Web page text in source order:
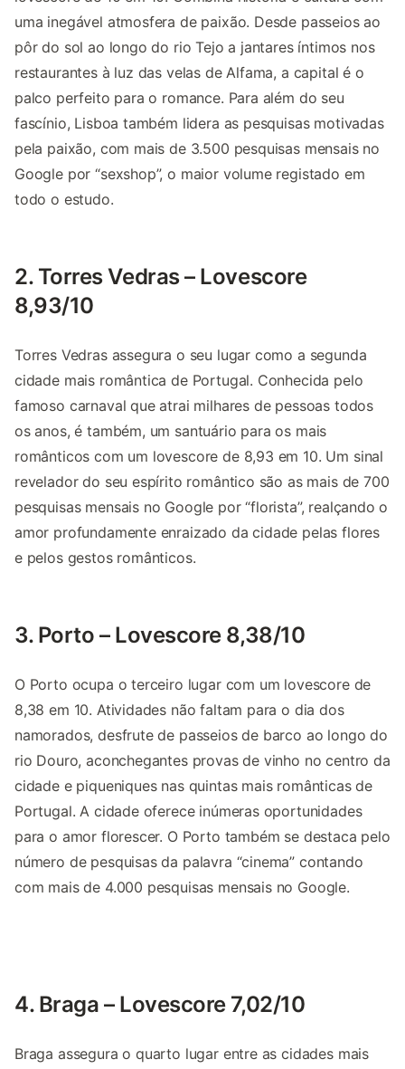
uma inegável atmosfera de paixão. Desde passeios ao
pôr do sol ao longo do rio Tejo a jantares íntimos nos
restaurantes à luz das velas de Alfama, a capital é o
palco perfeito para o romance. Para além do seu
fascínio, Lisboa também lidera as pesquisas motivadas
pela paixão, com mais de 3.500 pesquisas mensais no
Google por “sexshop”, o maior volume registado em
todo o estudo.
2. Torres Vedras – Lovescore
8,93/10
Torres Vedras assegura o seu lugar como a segunda
cidade mais romântica de Portugal. Conhecida pelo
famoso carnaval que atrai milhares de pessoas todos
os anos, é também, um santuário para os mais
românticos com um lovescore de 8,93 em 10. Um sinal
revelador do seu espírito romântico são as mais de 700
pesquisas mensais no Google por “florista”, realçando o
amor profundamente enraizado da cidade pelas flores
e pelos gestos românticos.
3. Porto – Lovescore 8,38/10
O Porto ocupa o terceiro lugar com um lovescore de
8,38 em 10. Atividades não faltam para o dia dos
namorados, desfrute de passeios de barco ao longo do
rio Douro, aconchegantes provas de vinho no centro da
cidade e piqueniques nas quintas mais românticas de
Portugal. A cidade oferece inúmeras oportunidades
para o amor florescer. O Porto também se destaca pelo
número de pesquisas da palavra “cinema” contando
com mais de 4.000 pesquisas mensais no Google.
4. Braga – Lovescore 7,02/10
Braga assegura o quarto lugar entre as cidades mais